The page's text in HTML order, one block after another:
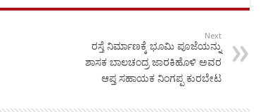
Next
ರಸ್ತೆ ನಿರ್ಮಾಣಕ್ಕೆ ಭೂಮಿ ಪೂಜೆಯನ್ನು
ಶಾಸಕ ಬಾಲಚಂದ್ರ ಜಾರಕಿಹೊಳಿ ಅವರ
ಆಪ್ತ ಸಹಾಯಕ ನಿಂಗಪ್ಪ ಕುರಬೇಟ